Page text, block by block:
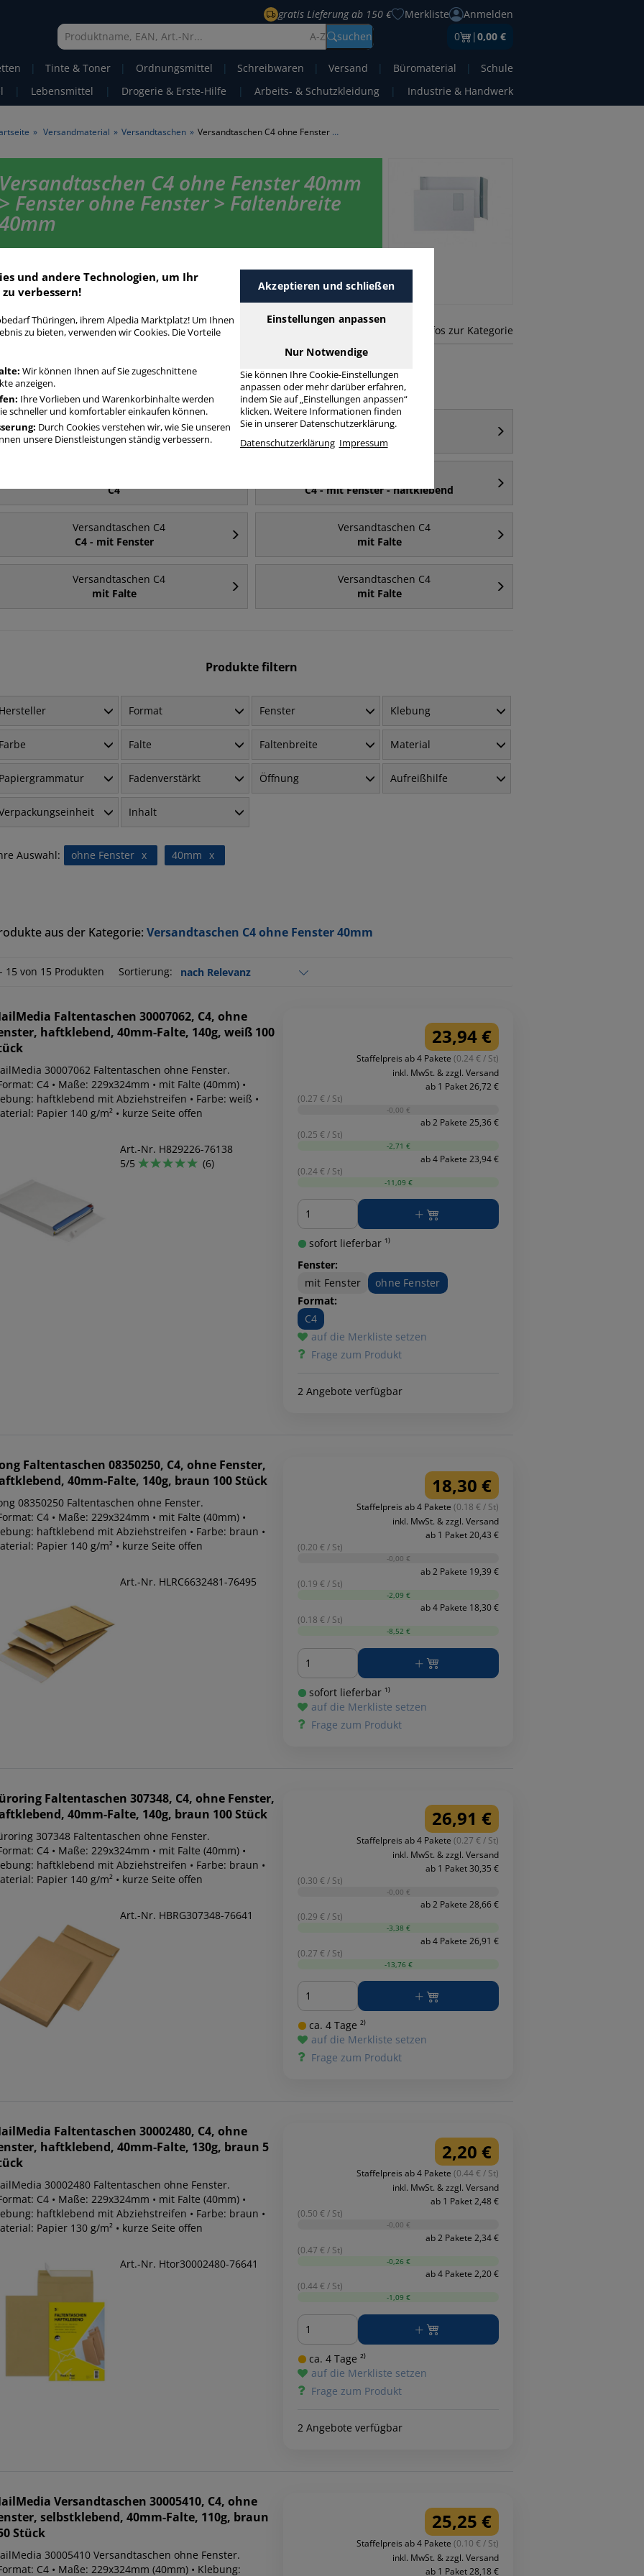
gratis Lieferung ab 150 € Merkliste
Anmelden
A-Z
suchen 0 |0,00 €
| Tinte & Toner | Ordnungsmittel | Schreibwaren | Versand | Büromaterial |
Schule
| Lebensmittel | Drogerie & Erste-Hilfe | Arbeits- & Schutzkleidung | Industrie & Handwerk
» Versandmaterial » Versandtaschen » Versandtaschen C4 ohne Fenster 40mm
Versandtaschen C4 ohne Fenster 40mm
> Fenster ohne Fenster > Faltenbreite
Finden Sie schnell Versandtaschen C4 ohne Fenster 40mm mit unserer Filter-
C4 ohne Fenster 40mm mehr Infos zur Kategorie
Häufig gesucht
Versandtaschen C4
ohne Fenster
Versandtaschen C4
C4
C4 - mit Fenster - haftklebend
Versandtaschen C4
C4 - mit Fenster
Versandtaschen C4
mit Falte
Versandtaschen C4
mit Falte
Versandtaschen C4
mit Falte
Produkte filtern
Hersteller Format Fenster Klebung
Farbe Falte Faltenbreite Material
Papiergrammatur Fadenverstärkt Öffnung Aufreißhilfe
Inhalt
Auswahl: x
ohne Fenster x
40mm
aus der Kategorie: Versandtaschen C4 ohne Fenster 40mm
15 von 15 Produkten Sortierung:
Faltentaschen 30007062, C4, ohne
haftklebend, 40mm-Falte, 140g, weiß 100
30007062 Faltentaschen ohne Fenster.
C4 • Maße: 229x324mm • mit Falte (40mm) •
haftklebend mit Abziehstreifen • Farbe: weiß •
Papier 140 g/m² • kurze Seite offen
Art.-Nr. H829226-76138
5/5
(6)
23,94 €
Staffelpreis ab 4 Pakete (0.24 € / St)
inkl. MwSt. & zzgl. Versand
ab 1 Paket 26,72 €
(0.27 € / St)
-0,00 €
ab 2 Pakete 25,36 €
(0.25 € / St)
-2,71 €
ab 4 Pakete 23,94 €
(0.24 € / St)
-11,09 €
Menge
sofort lieferbar ¹⁾
Fenster:
mit Fenster
ohne Fenster
Format:
C4
auf die Merkliste setzen
Frage zum Produkt
2 Angebote verfügbar
Faltentaschen 08350250, C4, ohne Fenster,
40mm-Falte, 140g, braun 100 Stück
08350250 Faltentaschen ohne Fenster.
C4 • Maße: 229x324mm • mit Falte (40mm) •
haftklebend mit Abziehstreifen • Farbe: braun •
Papier 140 g/m² • kurze Seite offen
Art.-Nr. HLRC6632481-76495
18,30 €
Staffelpreis ab 4 Pakete (0.18 € / St)
inkl. MwSt. & zzgl. Versand
ab 1 Paket 20,43 €
(0.20 € / St)
-0,00 €
ab 2 Pakete 19,39 €
(0.19 € / St)
-2,09 €
ab 4 Pakete 18,30 €
(0.18 € / St)
-8,52 €
Menge
sofort lieferbar ¹⁾
auf die Merkliste setzen
Frage zum Produkt
Faltentaschen 307348, C4, ohne Fenster,
40mm-Falte, 140g, braun 100 Stück
307348 Faltentaschen ohne Fenster.
C4 • Maße: 229x324mm • mit Falte (40mm) •
haftklebend mit Abziehstreifen • Farbe: braun •
Papier 140 g/m² • kurze Seite offen
Art.-Nr. HBRG307348-76641
26,91 €
Staffelpreis ab 4 Pakete (0.27 € / St)
inkl. MwSt. & zzgl. Versand
ab 1 Paket 30,35 €
(0.30 € / St)
-0,00 €
ab 2 Pakete 28,66 €
(0.29 € / St)
-3,38 €
ab 4 Pakete 26,91 €
(0.27 € / St)
-13,76 €
Menge
ca. 4 Tage ²⁾
auf die Merkliste setzen
Frage zum Produkt
Faltentaschen 30002480, C4, ohne
haftklebend, 40mm-Falte, 130g, braun 5
30002480 Faltentaschen ohne Fenster.
C4 • Maße: 229x324mm • mit Falte (40mm) •
haftklebend mit Abziehstreifen • Farbe: braun •
Papier 130 g/m² • kurze Seite offen
Art.-Nr. Htor30002480-76641
2,20 €
Staffelpreis ab 4 Pakete (0.44 € / St)
inkl. MwSt. & zzgl. Versand
ab 1 Paket 2,48 €
(0.50 € / St)
-0,00 €
ab 2 Pakete 2,34 €
(0.47 € / St)
-0,26 €
ab 4 Pakete 2,20 €
(0.44 € / St)
-1,09 €
Menge
ca. 4 Tage ²⁾
auf die Merkliste setzen
Frage zum Produkt
2 Angebote verfügbar
Versandtaschen 30005410, C4, ohne
selbstklebend, 40mm-Falte, 110g, braun
Stück
30005410 Versandtaschen ohne Fenster.
C4 • Maße: 229x324mm (40mm) • Klebung:
25,25 €
Staffelpreis ab 4 Pakete (0.10 € / St)
inkl. MwSt. & zzgl. Versand
ab 1 Paket 28,18 €
und andere Technologien, um Ihr
verbessern!
Thüringen, ihrem Alpedia Marktplatz! Um Ihnen
zu bieten, verwenden wir Cookies. Die Vorteile
Wir können Ihnen auf Sie zugeschnittene
anzeigen.
Ihre Vorlieben und Warenkorbinhalte werden
schneller und komfortabler einkaufen können.
Durch Cookies verstehen wir, wie Sie unseren
unsere Dienstleistungen ständig verbessern.
Akzeptieren und schließen
Einstellungen anpassen
Nur Notwendige
Sie können Ihre Cookie-Einstellungen
anpassen oder mehr darüber erfahren,
indem Sie auf „Einstellungen anpassen“
klicken. Weitere Informationen finden
Sie in unserer Datenschutzerklärung.
Datenschutzerklärung Impressum